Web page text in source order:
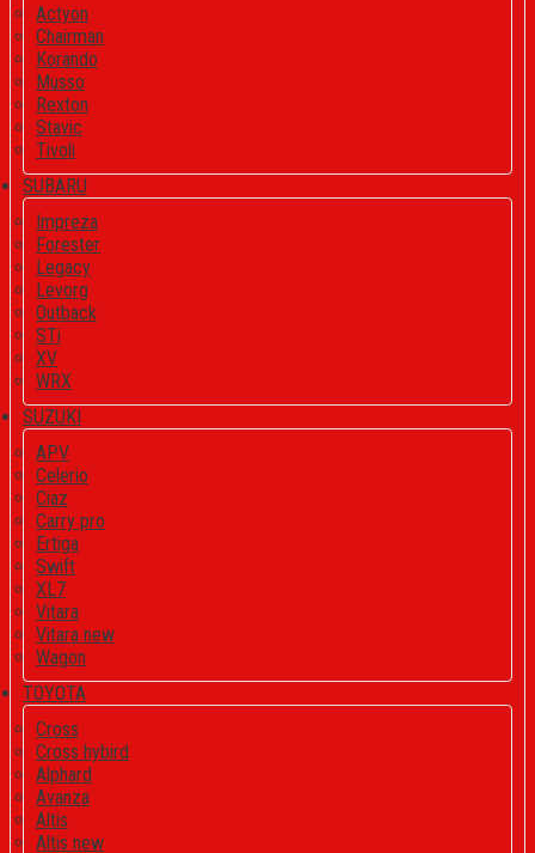
Actyon
Chairman
Korando
Musso
Rexton
Stavic
Tivoli
SUBARU
Impreza
Forester
Legacy
Levorg
Outback
STi
XV
WRX
SUZUKI
APV
Celerio
Ciaz
Carry pro
Ertiga
Swift
XL7
Vitara
Vitara new
Wagon
TOYOTA
Cross
Cross hybird
Alphard
Avanza
Altis
Altis new